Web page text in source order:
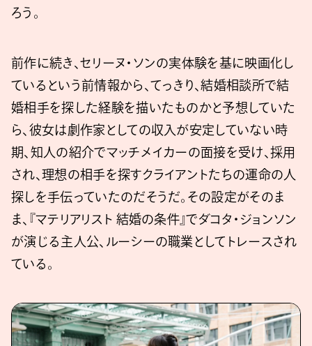
ろう。
前作に続き、セリーヌ・ソンの実体験を基に映画化し
ているという前情報から、てっきり、結婚相談所で結
婚相手を探した経験を描いたものかと予想していた
ら、彼女は劇作家としての収入が安定していない時
期、知人の紹介でマッチメイカーの面接を受け、採用
され、理想の相手を探すクライアントたちの運命の人
探しを手伝っていたのだそうだ。その設定がそのま
ま、『マテリアリスト 結婚の条件』でダコタ・ジョンソン
が演じる主人公、ルーシーの職業としてトレースされ
ている。